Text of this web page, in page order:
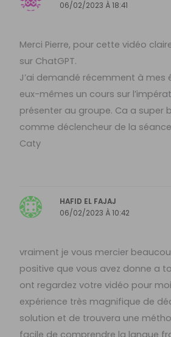
06/02/2023 À 18:41
Merci Pierre, pour cette vidéo
sur ChatGPT.
J’ai demandé récemment à mes
eux-mêmes un cours sur
présenter au groupe. Ca a super
comme déclencheur de la
Caty
HAFID EL FAJAJ
06/02/2023 À 10:42
vraiment je vous mercier
positive que vous avez donne a
ont regardez votre vidéo pour
expérience très magnifique de
solution et de trouvera une